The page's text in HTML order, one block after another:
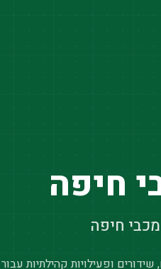
חיפה
חיפה
ופעילויות קהילתיות עבור